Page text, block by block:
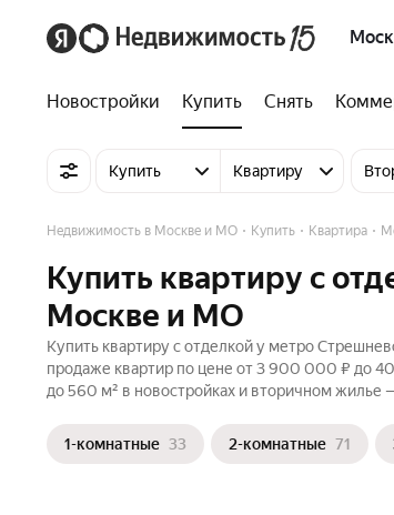
Новостройки Купить Снять
Купить Квартиру
Недвижимость в Москве и МО Купить Квартира
Купить квартиру с
Москве и МО
Купить квартиру с отделкой у метро
продаже квартир по цене от 3 900 000 ₽ до
до 560 м² в новостройках и вторичном жилье
1-комнатные 33 2-комнатные 71